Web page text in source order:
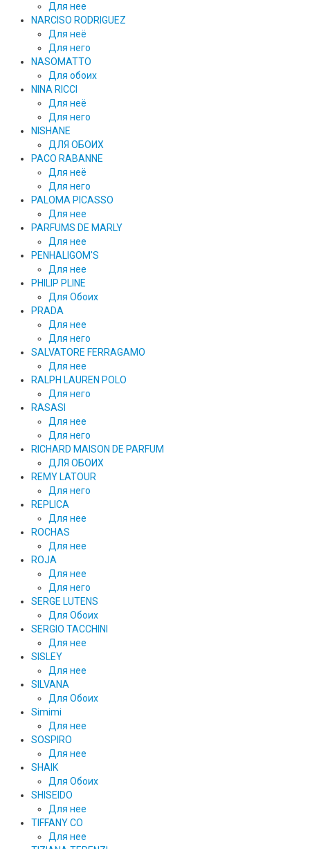
Для нее
NARCISO RODRIGUEZ
Для неё
Для него
NASOMATTO
Для обоих
NINA RICCI
Для неё
Для него
NISHANE
ДЛЯ ОБОИХ
PACO RABANNE
Для неё
Для него
PALOMA PICASSO
Для нее
PARFUMS DE MARLY
Для нее
PENHALIGOM'S
Для нее
PHILIP PLINE
Для Обоих
PRADA
Для нее
Для него
SALVATORE FERRAGAMO
Для нее
RALPH LAUREN POLO
Для него
RASASI
Для нее
Для него
RICHARD MAISON DE PARFUM
ДЛЯ ОБОИХ
REMY LATOUR
Для него
REPLICA
Для нее
ROCHAS
Для нее
ROJA
Для нее
Для него
SERGE LUTENS
Для Обоих
SERGIO TACCHINI
Для нее
SISLEY
Для нее
SILVANA
Для Обоих
Simimi
Для нее
SOSPIRO
Для нее
SHAIK
Для Обоих
SHISEIDO
Для нее
TIFFANY CO
Для нее